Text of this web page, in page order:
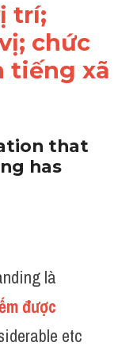
trí;
chức
tiếng xã
that
has
được
etc